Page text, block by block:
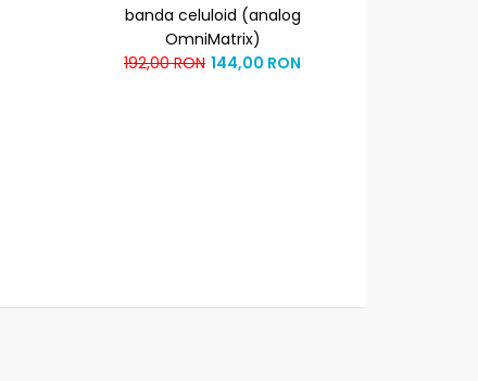
banda celuloid (analog
OmniMatrix)
192,00 RON 144,00 RON